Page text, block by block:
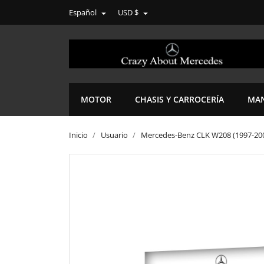
Español  USD $ 
MOTOR CHASIS Y CARROCERÍA
Inicio Usuario Mercedes-Benz CLK W208 (1997-